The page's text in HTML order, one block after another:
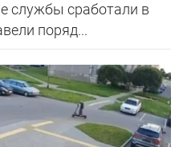
службы сработали в
поряд...